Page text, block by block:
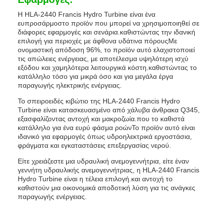
Η HLA-2440 Francis Hydro Turbine είναι ένα
ευπροσάρμοστο προϊόν που μπορεί να χρησιμοποιηθεί σε
διάφορες εφαρμογές και σενάρια.καθιστώντας την ιδανική
επιλογή για περιοχές με άφθονα υδάτινα πόρουςΜε
ονομαστική απόδοση 96%, το προϊόν αυτό ελαχιστοποιεί
τις απώλειες ενέργειας, με αποτέλεσμα υψηλότερη ισχύ
εξόδου και χαμηλότερα λειτουργικά κόστη.καθιστώντας το
κατάλληλο τόσο για μικρά όσο και για μεγάλα έργα
παραγωγής ηλεκτρικής ενέργειας.
Το σπειροειδές κιβώτιο της HLA-2440 Francis Hydro
Turbine είναι κατασκευασμένο από χάλυβα άνθρακα Q345,
εξασφαλίζοντας αντοχή και μακροζωία.που το καθιστά
κατάλληλο για ένα ευρύ φάσμα ροώνΤο προϊόν αυτό είναι
ιδανικό για εφαρμογές όπως υδροηλεκτρικά εργοστάσια,
φράγματα και εγκαταστάσεις επεξεργασίας νερού.
Είτε χρειάζεστε μια υδραυλική ανεμογεννήτρια, είτε έναν
γεννήτη υδραυλικής ανεμογεννήτριας, η HLA-2440 Francis
Hydro Turbine είναι η τέλεια επιλογή.και αντοχή το
καθιστούν μια οικονομικά αποδοτική λύση για τις ανάγκες
παραγωγής ενέργειας.